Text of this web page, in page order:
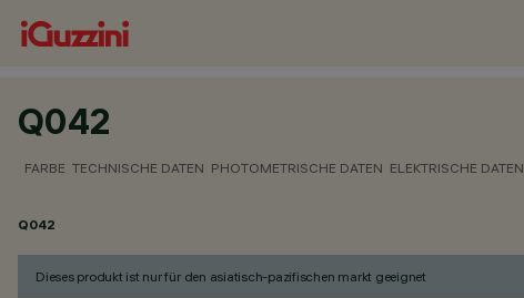
Q042
FARBE TECHNISCHE DATEN PHOTOMETRISCHE DATEN ELEKTRISCHE DATEN
Q042
Dieses produkt ist nur für den asiatisch-pazifischen markt geeignet